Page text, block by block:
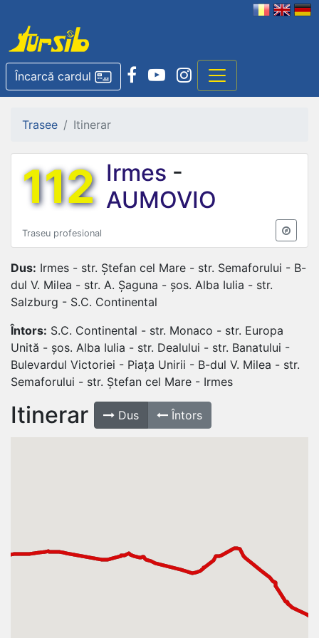
Încarcă cardul
Trasee Itinerar
112 Irmes -
AUMOVIO
Traseu profesional
Dus: Irmes - str. Ștefan cel Mare - str. Semaforului - B-
dul V. Milea - str. A. Șaguna - șos. Alba Iulia - str.
Salzburg - S.C. Continental
Întors: S.C. Continental - str. Monaco - str. Europa
Unită - șos. Alba Iulia - str. Dealului - str. Banatului -
Bulevardul Victoriei - Piața Unirii - B-dul V. Milea - str.
Semaforului - str. Ștefan cel Mare - Irmes
Itinerar Dus Întors